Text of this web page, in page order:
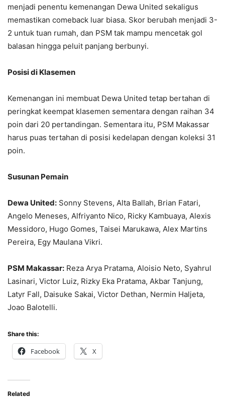
menjadi penentu kemenangan Dewa United sekaligus
memastikan comeback luar biasa. Skor berubah menjadi 3-
2 untuk tuan rumah, dan PSM tak mampu mencetak gol
balasan hingga peluit panjang berbunyi.
Posisi di Klasemen
Kemenangan ini membuat Dewa United tetap bertahan di
peringkat keempat klasemen sementara dengan raihan 34
poin dari 20 pertandingan. Sementara itu, PSM Makassar
harus puas tertahan di posisi kedelapan dengan koleksi 31
poin.
Susunan Pemain
Dewa United: Sonny Stevens, Alta Ballah, Brian Fatari,
Angelo Meneses, Alfriyanto Nico, Ricky Kambuaya, Alexis
Messidoro, Hugo Gomes, Taisei Marukawa, Alex Martins
Pereira, Egy Maulana Vikri.
PSM Makassar: Reza Arya Pratama, Aloisio Neto, Syahrul
Lasinari, Victor Luiz, Rizky Eka Pratama, Akbar Tanjung,
Latyr Fall, Daisuke Sakai, Victor Dethan, Nermin Haljeta,
Joao Balotelli.
Share this:
Facebook X
Related